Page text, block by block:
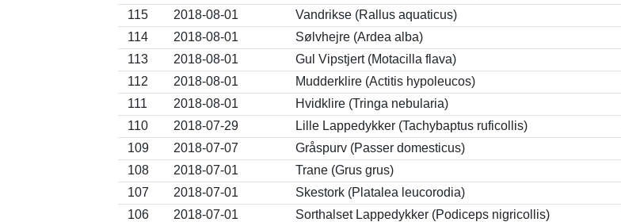
115
2018-08-01 Vandrikse (Rallus aquaticus)
114
2018-08-01 Sølvhejre (Ardea alba)
113
2018-08-01 Gul Vipstjert (Motacilla flava)
112
2018-08-01 Mudderklire (Actitis hypoleucos)
111
2018-08-01 Hvidklire (Tringa nebularia)
110
2018-07-29 Lille Lappedykker (Tachybaptus ruficollis)
109
2018-07-07 Gråspurv (Passer domesticus)
108
2018-07-01 Trane (Grus grus)
107
2018-07-01 Skestork (Platalea leucorodia)
106
2018-07-01 Sorthalset Lappedykker (Podiceps nigricollis)